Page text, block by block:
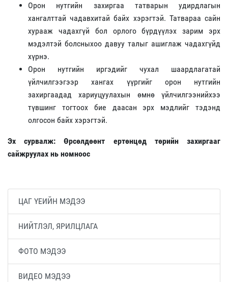
Орон нутгийн захиргаа татварын удирдлагын
хангалттай чадавхитай байх хэрэгтэй. Татвараа сайн
хурааж чадахгүй бол орлого бүрдүүлэх зарим эрх
мэдэлтэй болсныхоо давуу талыг ашиглаж чадахгүйд
хүрнэ.
Орон нутгийн иргэдийг чухал шаардлагатай
үйлчилгээгээр хангах үүргийг орон нутгийн
захиргаадад хариуцуулахын өмнө үйлчилгээнийхээ
түвшинг тогтоох бие даасан эрх мэдлийг тэдэнд
олгосон байх хэрэгтэй.
Эх сурвалж: Өрсөлдөөнт ертөнцөд төрийн захиргааг
сайжруулах нь номноос
ЦАГ ҮЕИЙН МЭДЭЭ
НИЙТЛЭЛ, ЯРИЛЦЛАГА
ФОТО МЭДЭЭ
ВИДЕО МЭДЭЭ